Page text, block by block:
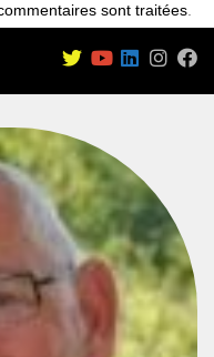
sont traitées